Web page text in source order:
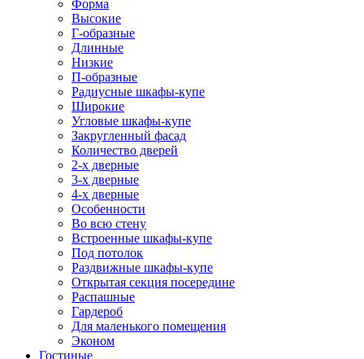
Форма
Высокие
Г-образные
Длинные
Низкие
П-образные
Радиусные шкафы-купе
Широкие
Угловые шкафы-купе
Закругленный фасад
Количество дверей
2-х дверные
3-х дверные
4-х дверные
Особенности
Во всю стену
Встроенные шкафы-купе
Под потолок
Раздвижные шкафы-купе
Открытая секция посередине
Распашные
Гардероб
Для маленького помещения
Эконом
Гостиные